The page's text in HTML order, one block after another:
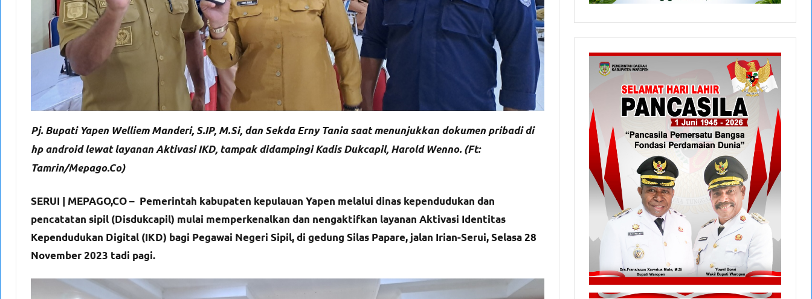
Pj. Bupati Yapen Welliem Manderi, S.IP, M.Si, dan Sekda Erny Tania saat menunjukkan dokumen pribadi di
hp android lewat layanan Aktivasi IKD, tampak didampingi Kadis Dukcapil, Harold Wenno. (Ft:
Tamrin/Mepago.Co)
SERUI | MEPAGO,CO – Pemerintah kabupaten kepulauan Yapen melalui dinas kependudukan dan
pencatatan sipil (Disdukcapil) mulai memperkenalkan dan nengaktifkan layanan Aktivasi Identitas
Kependudukan Digital (IKD) bagi Pegawai Negeri Sipil, di gedung Silas Papare, jalan Irian-Serui, Selasa 28
November 2023 tadi pagi.